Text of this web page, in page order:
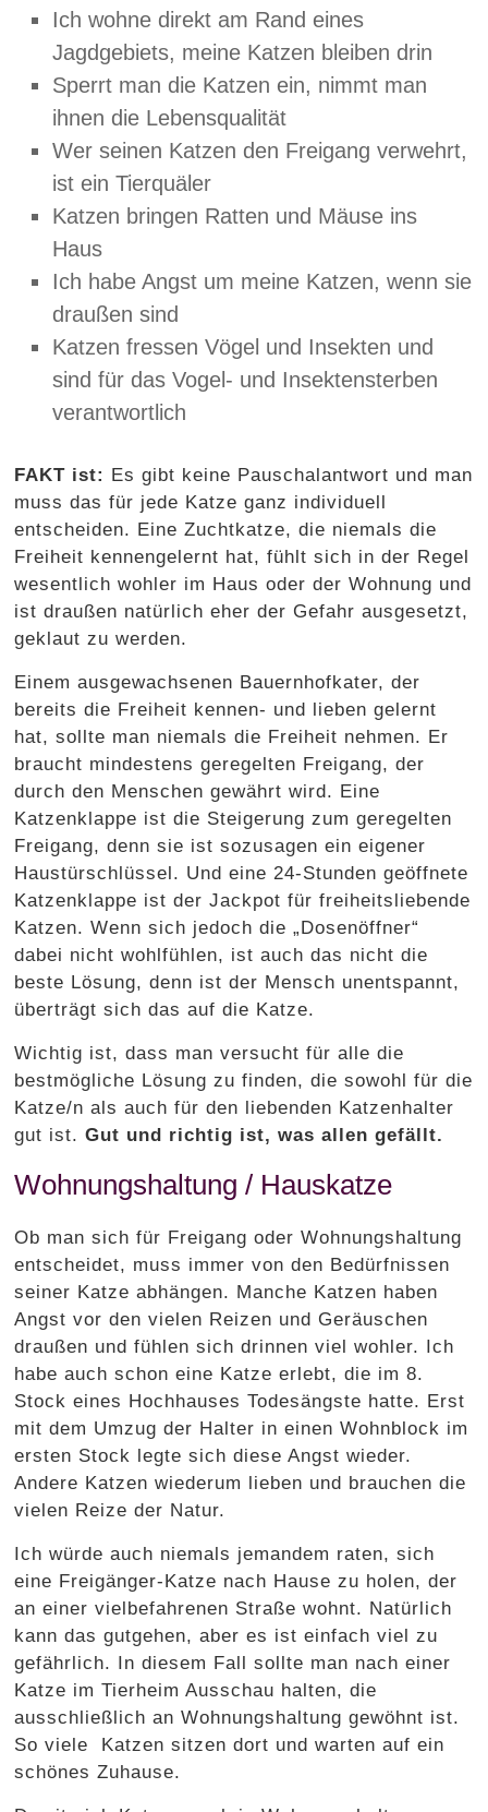
Ich wohne direkt am Rand eines
Jagdgebiets, meine Katzen bleiben drin
Sperrt man die Katzen ein, nimmt man
ihnen die Lebensqualität
Wer seinen Katzen den Freigang verwehrt,
ist ein Tierquäler
Katzen bringen Ratten und Mäuse ins
Haus
Ich habe Angst um meine Katzen, wenn sie
draußen sind
Katzen fressen Vögel und Insekten und
sind für das Vogel- und Insektensterben
verantwortlich
FAKT ist: Es gibt keine Pauschalantwort und man
muss das für jede Katze ganz individuell
entscheiden. Eine Zuchtkatze, die niemals die
Freiheit kennengelernt hat, fühlt sich in der Regel
wesentlich wohler im Haus oder der Wohnung und
ist draußen natürlich eher der Gefahr ausgesetzt,
geklaut zu werden.
Einem ausgewachsenen Bauernhofkater, der
bereits die Freiheit kennen- und lieben gelernt
hat, sollte man niemals die Freiheit nehmen. Er
braucht mindestens geregelten Freigang, der
durch den Menschen gewährt wird. Eine
Katzenklappe ist die Steigerung zum geregelten
Freigang, denn sie ist sozusagen ein eigener
Haustürschlüssel. Und eine 24-Stunden geöffnete
Katzenklappe ist der Jackpot für freiheitsliebende
Katzen. Wenn sich jedoch die „Dosenöffner“
dabei nicht wohlfühlen, ist auch das nicht die
beste Lösung, denn ist der Mensch unentspannt,
überträgt sich das auf die Katze.
Wichtig ist, dass man versucht für alle die
bestmögliche Lösung zu finden, die sowohl für die
Katze/n als auch für den liebenden Katzenhalter
gut ist.Gut und richtig ist, was allen gefällt.
Wohnungshaltung / Hauskatze
Ob man sich für Freigang oder Wohnungshaltung
entscheidet, muss immer von den Bedürfnissen
seiner Katze abhängen. Manche Katzen haben
Angst vor den vielen Reizen und Geräuschen
draußen und fühlen sich drinnen viel wohler. Ich
habe auch schon eine Katze erlebt, die im 8.
Stock eines Hochhauses Todesängste hatte. Erst
mit dem Umzug der Halter in einen Wohnblock im
ersten Stock legte sich diese Angst wieder.
Andere Katzen wiederum lieben und brauchen die
vielen Reize der Natur.
Ich würde auch niemals jemandem raten, sich
eine Freigänger-Katze nach Hause zu holen, der
an einer vielbefahrenen Straße wohnt. Natürlich
kann das gutgehen, aber es ist einfach viel zu
gefährlich. In diesem Fall sollte man nach einer
Katze im Tierheim Ausschau halten, die
ausschließlich an Wohnungshaltung gewöhnt ist.
So viele Katzen sitzen dort und warten auf ein
schönes Zuhause.